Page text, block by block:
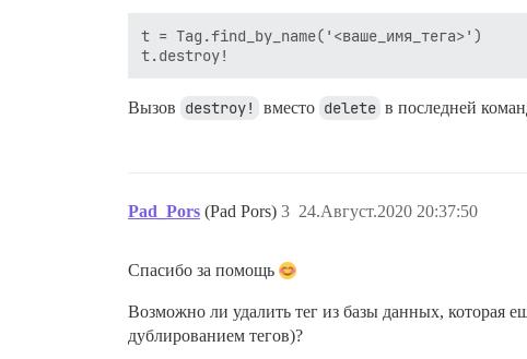
t = Tag.find_by_name('<ваше_имя_тега>')
Вызов destroy! вместо delete в последней
Pad_Pors (Pad Pors) 24.Август.2020 20:37:50
3
Спасибо за помощь
Возможно ли удалить тег из базы данных, которая
дублированием тегов)?